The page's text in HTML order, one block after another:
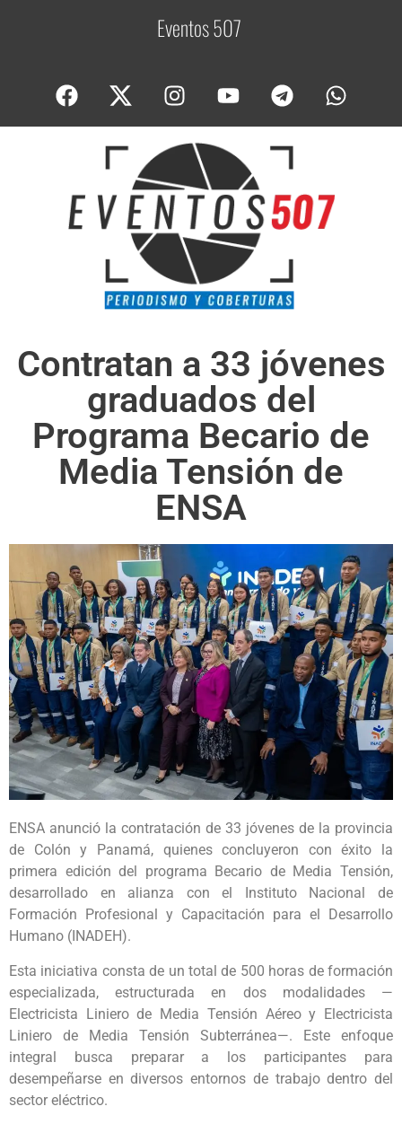
Eventos 507Co
Contratan a 33 jóvenes
graduados del
Programa Becario de
Media Tensión de
ENSA
ENSA anunció la contratación de 33 jóvenes de la provincia
de Colón y Panamá, quienes concluyeron con éxito la
primera edición del programa Becario de Media Tensión,
desarrollado en alianza con el Instituto Nacional de
Formación Profesional y Capacitación para el Desarrollo
Humano (INADEH).
Esta iniciativa consta de un total de 500 horas de formación
especializada, estructurada en dos modalidades —
Electricista Liniero de Media Tensión Aéreo y Electricista
Liniero de Media Tensión Subterránea—. Este enfoque
integral busca preparar a los participantes para
desempeñarse en diversos entornos de trabajo dentro del
sector eléctrico.